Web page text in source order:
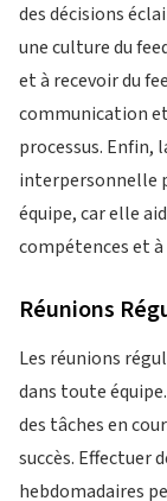
des décisions
une culture du
et à recevoir du
communication
processus.
interpersonnelle
équipe, car elle
compétences et
Réunions
Les réunions
dans toute
des tâches en
succès. Effectuer
hebdomadaires